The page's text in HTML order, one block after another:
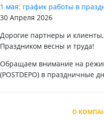
1 мая: график работы в
30 Апреля 2026
Дорогие партнеры и
Праздником весны и труда!
Обращаем внимание на
(POSTDEPO) в праздничные
О